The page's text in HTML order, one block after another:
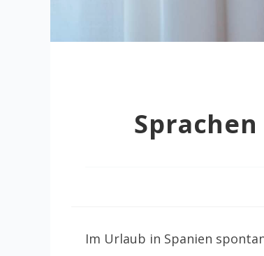
Im Urlaub in Spanien